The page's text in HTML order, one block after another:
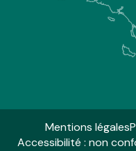
Mentions légales
Accessibilité : non